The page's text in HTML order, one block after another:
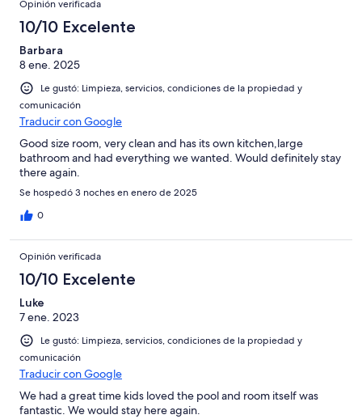
Opinión verificada
10/10 Excelente
Barbara
8 ene. 2025
Le gustó: Limpieza, servicios, condiciones de la propiedad y
comunicación
Traducir con Google
Good size room, very clean and has its own kitchen,large
bathroom and had everything we wanted. Would definitely stay
there again.
Se hospedó 3 noches en enero de 2025
0
Opinión verificada
10/10 Excelente
Luke
7 ene. 2023
Le gustó: Limpieza, servicios, condiciones de la propiedad y
comunicación
Traducir con Google
We had a great time kids loved the pool and room itself was
fantastic. We would stay here again.